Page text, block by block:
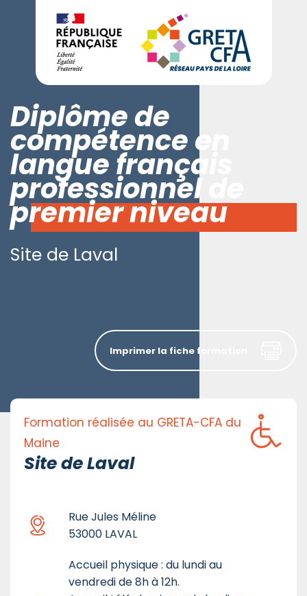
Diplôme de
compétence en
langue français
professionnel de
premier niveau
Site de Laval
Formation réalisée au GRETA-CFA du
Maine
Site de Laval
Rue Jules Méline
53000 LAVAL
Accueil physique : du lundi au
vendredi de 8h à 12h.
Imprimer la fiche formation